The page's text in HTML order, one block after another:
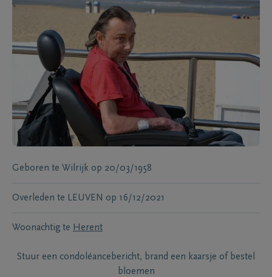
Geboren te Wilrijk op 20/03/1958
Overleden te LEUVEN op 16/12/2021
Woonachtig te Herent
Stuur een condoléancebericht, brand een kaarsje of bestel
bloemen